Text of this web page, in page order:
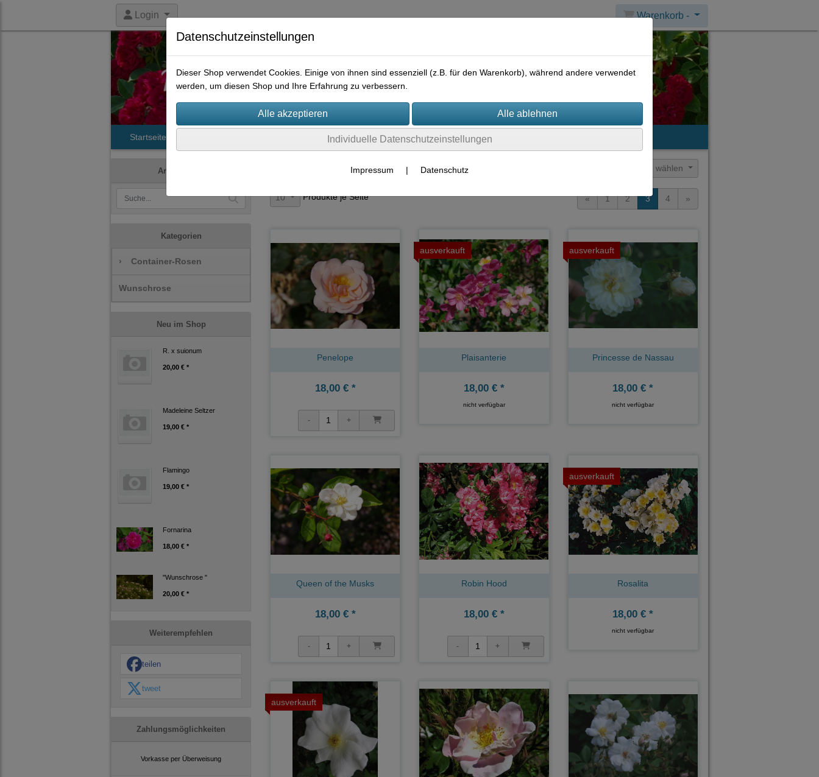
Login Warenkorb -
Startseite Praktisches Hilfreiches Rechtliches Kontakt
Artikelsuche
Kategorien
› Container-Rosen
Wunschrose
Neu im Shop
R. x suionum
20,00 € *
Madeleine Seltzer
19,00 € *
Flamingo
19,00 € *
Fornarina
18,00 € *
"Wunschrose "
20,00 € *
Weiterempfehlen
teilen
tweet
Zahlungsmöglichkeiten
Vorkasse per Überweisung
Sortierung wählen
10 Produkte je Seite « 1 2 3 4 »
Penelope
18,00 € *
ausverkauft
Plaisanterie
18,00 € *
nicht verfügbar
ausverkauft
Princesse de Nassau
18,00 € *
nicht verfügbar
Queen of the Musks
18,00 € *
Robin Hood
18,00 € *
ausverkauft
Rosalita
18,00 € *
nicht verfügbar
ausverkauft
Datenschutzeinstellungen
Dieser Shop verwendet Cookies. Einige von ihnen sind essenziell (z.B. für den Warenkorb), während andere verwendet
werden, um diesen Shop und Ihre Erfahrung zu verbessern.
Individuelle Datenschutzeinstellungen
Impressum | Datenschutz